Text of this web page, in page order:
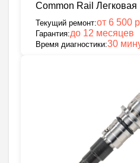
Common Rail Легковая
Текущий ремонт:от 6 500
Гарантия:до 12 месяцев
Время диагностики:30